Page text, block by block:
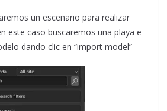
un escenario para realizar
este caso buscaremos una playa e
dando clic en “import model”